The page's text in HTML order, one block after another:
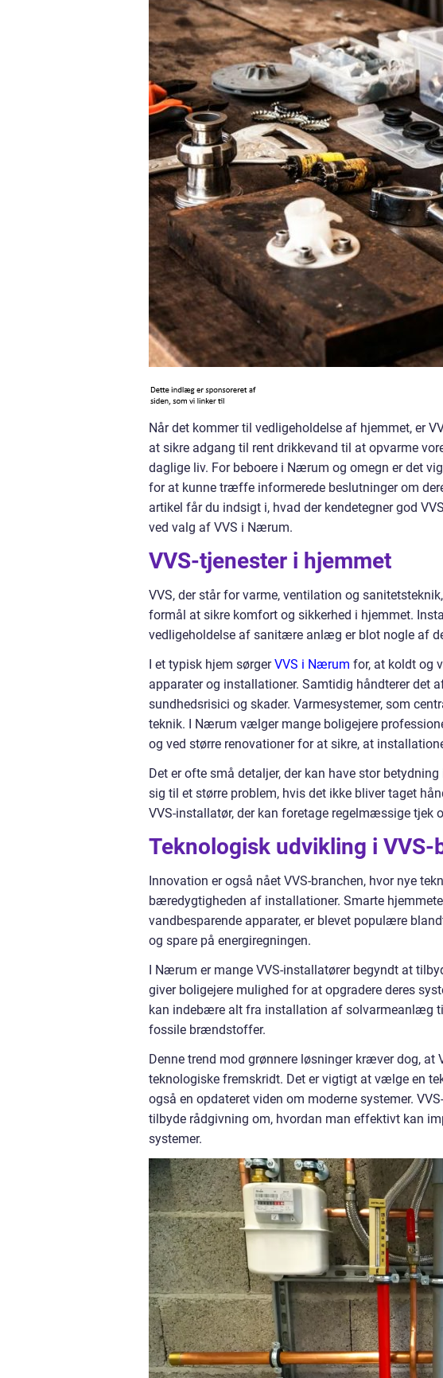
Når det kommer til vedligeholdelse af hjemmet, er
at sikre adgang til rent drikkevand til at opvarme
daglige liv. For beboere i Nærum og omegn er det
for at kunne træffe informerede beslutninger om
artikel får du indsigt i, hvad der kendetegner god
ved valg af VVS i Nærum.
VVS-tjenester i hjemmet
VVS, der står for varme, ventilation og
formål at sikre komfort og sikkerhed i hjemmet.
vedligeholdelse af sanitære anlæg er blot nogle af
I et typisk hjem sørgerVVS i Nærum for, at koldt og
apparater og installationer. Samtidig håndterer det
sundhedsrisici og skader. Varmesystemer, som
teknik. I Nærum vælger mange boligejere
og ved større renovationer for at sikre, at
Det er ofte små detaljer, der kan have stor
sig til et større problem, hvis det ikke bliver taget
VVS-installatør, der kan foretage regelmæssige tjek
Teknologisk udvikling i VVS-
Innovation er også nået VVS-branchen, hvor nye
bæredygtigheden af installationer. Smarte
vandbesparende apparater, er blevet populære
og spare på energiregningen.
I Nærum er mange VVS-installatører begyndt at
giver boligejere mulighed for at opgradere deres
kan indebære alt fra installation af solvarmeanlæg
fossile brændstoffer.
Denne trend mod grønnere løsninger kræver dog, at
teknologiske fremskridt. Det er vigtigt at vælge en
også en opdateret viden om moderne systemer.
tilbyde rådgivning om, hvordan man effektivt kan
systemer.